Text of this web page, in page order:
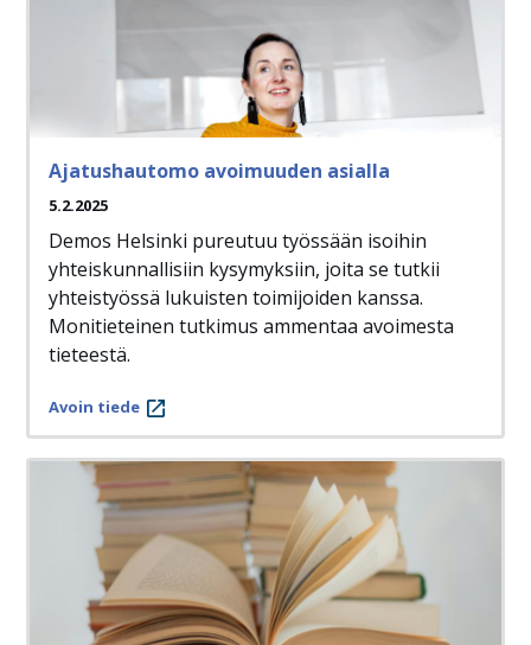
Ajatushautomo avoimuuden asialla
5.2.2025
Demos Helsinki pureutuu työssään isoihin
yhteiskunnallisiin kysymyksiin, joita se tutkii
yhteistyössä lukuisten toimijoiden kanssa.
Monitieteinen tutkimus ammentaa avoimesta
tieteestä.
Avoin tiede